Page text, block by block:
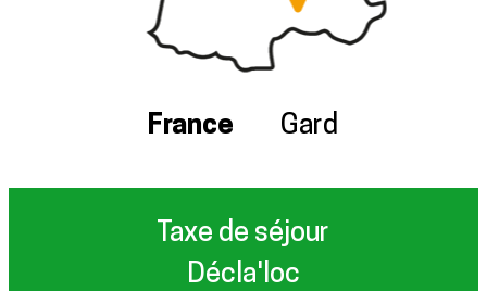
France Gard
Taxe de séjour
Décla'loc